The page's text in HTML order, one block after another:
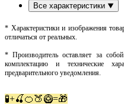
Все характеристики
* Характеристики и изображения
отличаться от реальных.
* Производитель оставляет за
комплектацию и технические
предварительного уведомления.
🧪+🍒🍊🍑🥝=🎁